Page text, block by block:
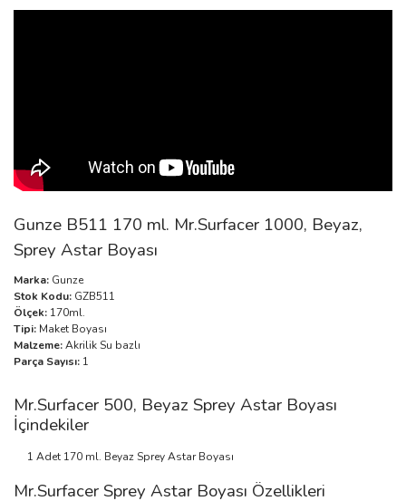
Gunze B511 170 ml. Mr.Surfacer 1000, Beyaz,
Sprey Astar Boyası
Marka: Gunze
Stok Kodu: GZB511
Ölçek: 170ml.
Tipi: Maket Boyası
Malzeme:Akrilik Su bazlı
Parça Sayısı: 1
Mr.Surfacer 500, Beyaz Sprey Astar Boyası
İçindekiler
1 Adet 170 ml. Beyaz Sprey Astar Boyası
Mr.Surfacer Sprey Astar Boyası Özellikleri